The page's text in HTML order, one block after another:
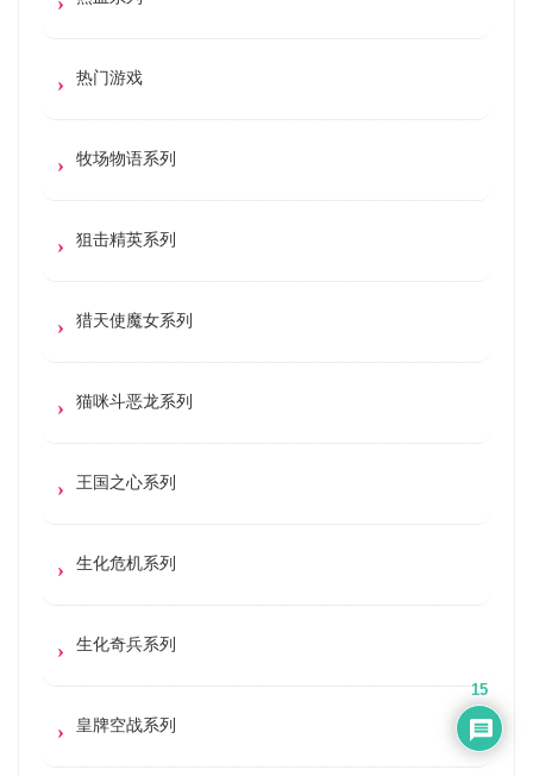
热门游戏
牧场物语系列
狙击精英系列
猎天使魔女系列
猫咪斗恶龙系列
王国之心系列
生化危机系列
生化奇兵系列
皇牌空战系列
15